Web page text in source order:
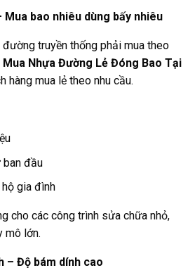
bao nhiêu dùng bấy nhiêu
đường truyền thống phải mua theo
Mua Nhựa Đường Lẻ Đóng Bao Tại
hàng mua lẻ theo nhu cầu.
ban đầu
hộ gia đình
cho các công trình sửa chữa nhỏ,
mô lớn.
– Độ bám dính cao